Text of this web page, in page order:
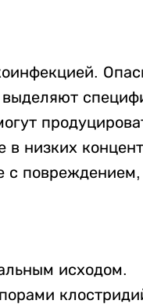
в низких
с повреждением,
исходом.